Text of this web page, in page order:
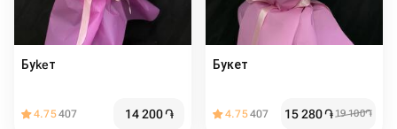
Буkeт
4.75407 14 200֏
Букет
4.75407 15 280֏19 100֏